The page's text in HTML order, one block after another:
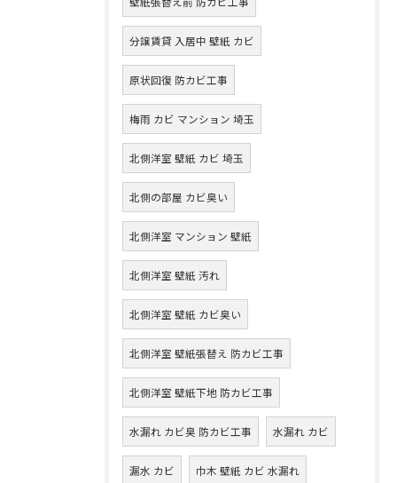
分譲賃貸 入居中 壁紙 カビ
原状回復 防カビ工事
梅雨 カビ マンション 埼玉
北側洋室 壁紙 カビ 埼玉
北側の部屋 カビ臭い
北側洋室 マンション 壁紙
北側洋室 壁紙 汚れ
北側洋室 壁紙 カビ臭い
北側洋室 壁紙張替え 防カビ工事
北側洋室 壁紙下地 防カビ工事
水漏れ カビ臭 防カビ工事 水漏れ カビ
漏水 カビ 巾木 壁紙 カビ 水漏れ